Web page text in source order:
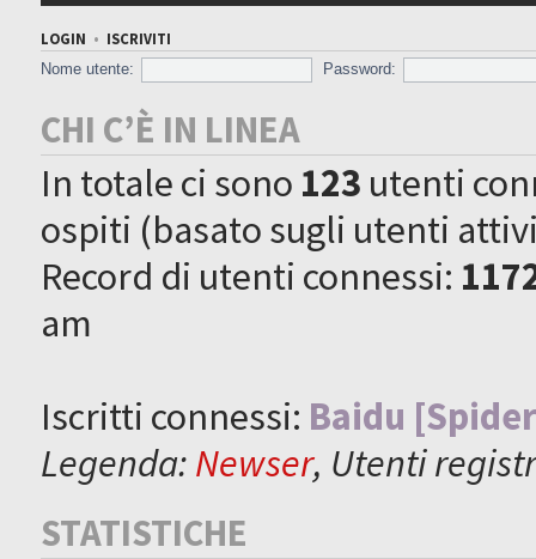
LOGIN • ISCRIVITI
Nome utente:
Password:
CHI C’È IN LINEA
In totale ci sono 123 utenti
ospiti (basato sugli utenti
Record di utenti connessi:
am
Iscritti connessi: Baidu
Legenda:Newser, Utenti
STATISTICHE